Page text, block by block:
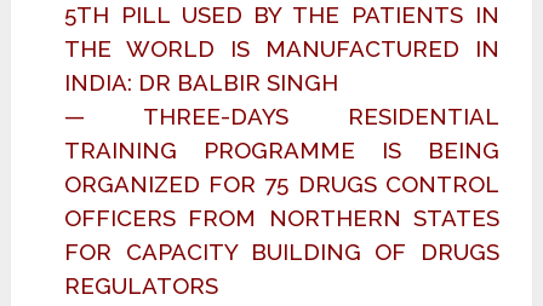
5TH PILL USED BY THE PATIENTS IN
THE WORLD IS MANUFACTURED IN
INDIA: DR BALBIR SINGH
— THREE-DAYS RESIDENTIAL
TRAINING PROGRAMME IS BEING
ORGANIZED FOR 75 DRUGS CONTROL
OFFICERS FROM NORTHERN STATES
FOR CAPACITY BUILDING OF DRUGS
REGULATORS